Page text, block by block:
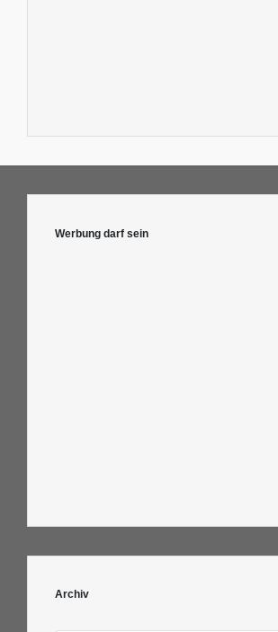
Werbung darf sein
Archiv